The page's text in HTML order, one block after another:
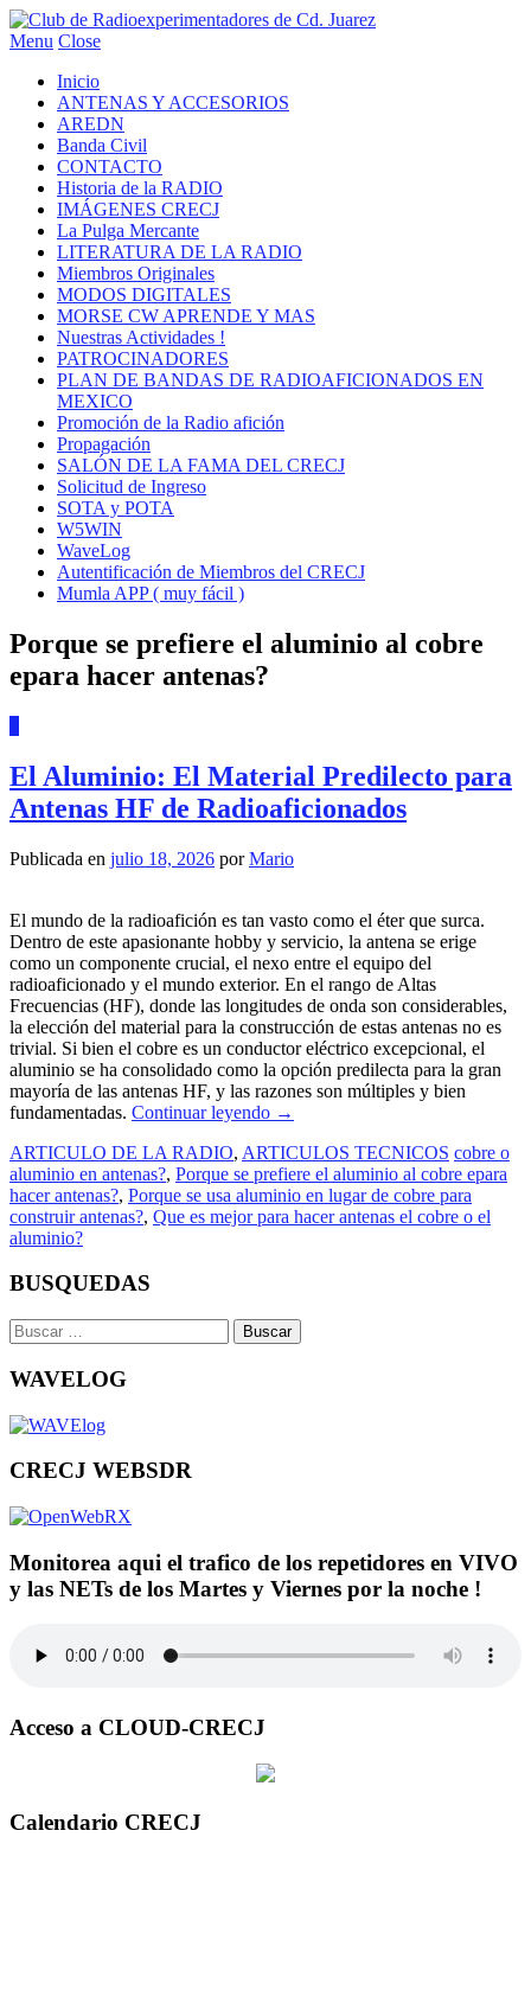
Menu Close
Inicio
ANTENAS Y ACCESORIOS
AREDN
Banda Civil
CONTACTO
Historia de la RADIO
IMÁGENES CRECJ
La Pulga Mercante
LITERATURA DE LA RADIO
Miembros Originales
MODOS DIGITALES
MORSE CW APRENDE Y MAS
Nuestras Actividades !
PATROCINADORES
PLAN DE BANDAS DE RADIOAFICIONADOS EN
MEXICO
Promoción de la Radio afición
Propagación
SALÓN DE LA FAMA DEL CRECJ
Solicitud de Ingreso
SOTA y POTA
W5WIN
WaveLog
Autentificación de Miembros del CRECJ
Mumla APP ( muy fácil )
Porque se prefiere el aluminio al cobre
epara hacer antenas?
El Aluminio: El Material Predilecto para
Antenas HF de Radioaficionados
Publicada en julio 18, 2026 porMario
El mundo de la radioafición es tan vasto como el éter que surca.
Dentro de este apasionante hobby y servicio, la antena se erige
como un componente crucial, el nexo entre el equipo del
radioaficionado y el mundo exterior. En el rango de Altas
Frecuencias (HF), donde las longitudes de onda son considerables,
la elección del material para la construcción de estas antenas no es
trivial. Si bien el cobre es un conductor eléctrico excepcional, el
aluminio se ha consolidado como la opción predilecta para la gran
mayoría de las antenas HF, y las razones son múltiples y bien
fundamentadas. Continuar leyendo →
ARTICULO DE LA RADIO, ARTICULOS TECNICOS cobre o
aluminio en antenas?, Porque se prefiere el aluminio al cobre epara
hacer antenas?, Porque se usa aluminio en lugar de cobre para
construir antenas?, Que es mejor para hacer antenas el cobre o el
aluminio?
BUSQUEDAS
Buscar:
WAVELOG
CRECJ WEBSDR
Monitorea aqui el trafico de los repetidores en VIVO
y las NETs de los Martes y Viernes por la noche !
Acceso a CLOUD-CRECJ
Calendario CRECJ